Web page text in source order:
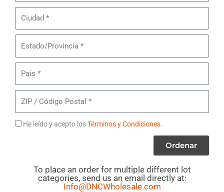
Lentes
de
Sol
Michael
Kors
Envío
Código
Términos
He leído y acepto losTérminos y Condiciones.
Ordenar
To place an order for multiple different lot
categories, send us an email directly at:
Info@DNCWholesale.com